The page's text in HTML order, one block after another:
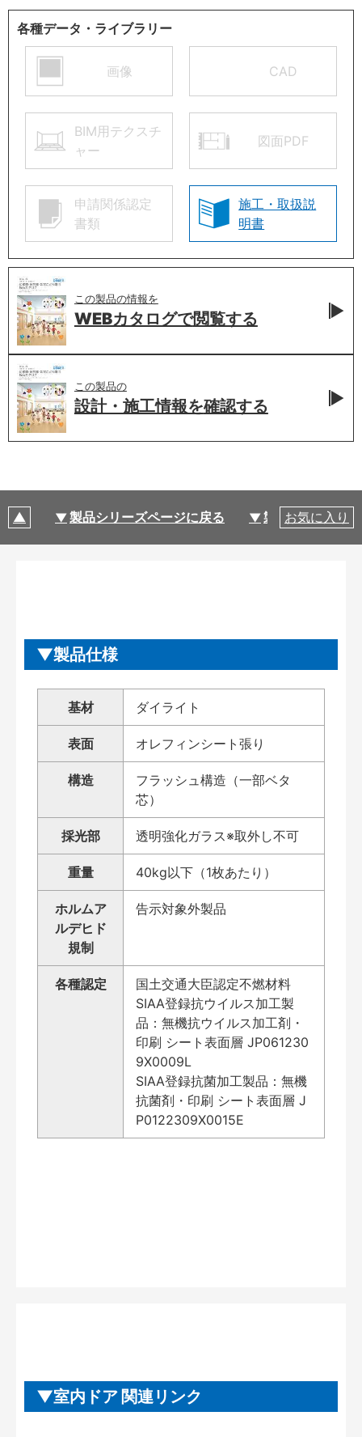
各種データ・ライブラリー
画像 CAD
BIM用テクスチ
ャー
図面PDF
申請関係認定
書類
施工・取扱説
明書
この製品の情報を
WEBカタログで閲覧する
この製品の
設計・施工情報を確認する
製品シリーズページに戻る 製品仕様
お気に入り
製品仕様
基材 ダイライト
表面 オレフィンシート張り
構造
フラッシュ構造（一部ベタ
芯）
採光部 透明強化ガラス※取外し不可
重量 40kg以下（1枚あたり）
ホルムア
ルデヒド
規制
告示対象外製品
各種認定
国土交通大臣認定不燃材料
SIAA登録抗ウイルス加工製
品：無機抗ウイルス加工剤・
印刷 シート表面層 JP061230
9X0009L
SIAA登録抗菌加工製品：無機
抗菌剤・印刷 シート表面層 J
P0122309X0015E
室内ドア 関連リンク